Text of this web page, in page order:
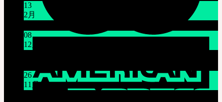
13
2月
08
12月
26
11月